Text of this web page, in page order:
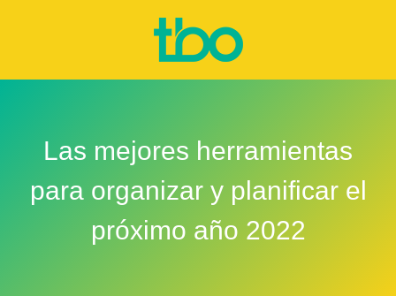
Las mejores herramientas
para organizar y planificar el
próximo año 2022